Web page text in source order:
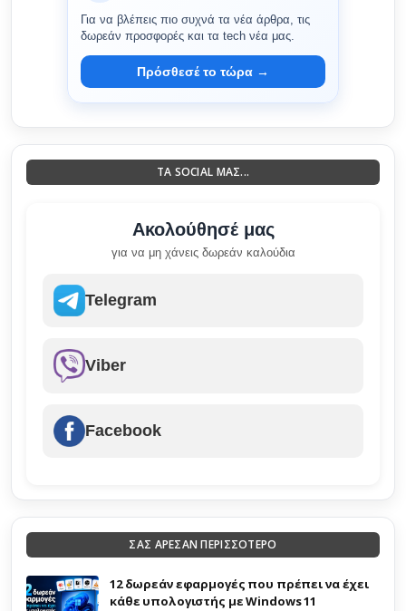
Για να βλέπεις πιο συχνά τα νέα άρθρα, τις
δωρεάν προσφορές και τα tech νέα μας.
Πρόσθεσέ το τώρα →
ΤΑ SOCIAL ΜΑΣ...
Ακολούθησέ μας
για να μη χάνεις δωρεάν καλούδια
Telegram
Viber
Facebook
ΣΑΣ ΑΡΕΣΑΝ ΠΕΡΙΣΣΟΤΕΡΟ
12 δωρεάν εφαρμογές που πρέπει να έχει
κάθε υπολογιστής με Windows 11